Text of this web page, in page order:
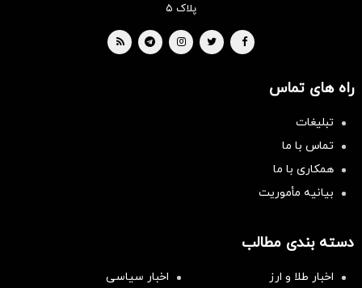
پلاک ۵
راه های تماس
تبلیغات
تماس با ما
همکاری با ما
بیانیه مأموریت
دسته بندی مطالب
اخبار طلا و ارز
اخبار سیاسی